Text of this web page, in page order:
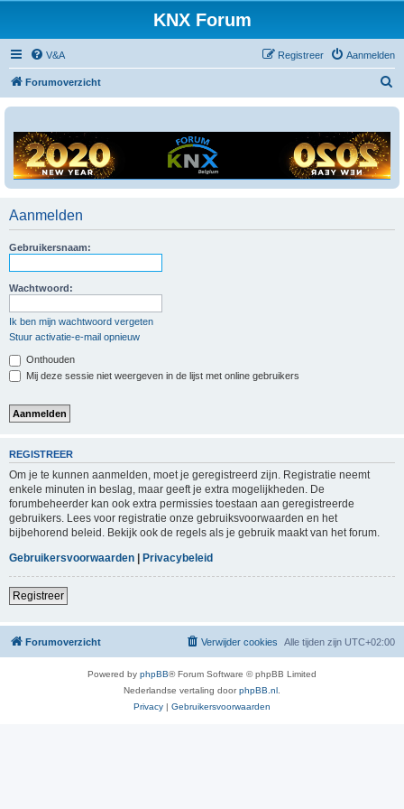
KNX Forum
V&A Aanmelden
Registreer
Forumoverzicht
Aanmelden
Gebruikersnaam:
Wachtwoord:
Ik ben mijn wachtwoord vergeten
Stuur activatie-e-mail opnieuw
Onthouden
Mij deze sessie niet weergeven in de lijst met online gebruikers
REGISTREER
Om je te kunnen aanmelden, moet je geregistreerd zijn. Registratie neemt
enkele minuten in beslag, maar geeft je extra mogelijkheden. De
forumbeheerder kan ook extra permissies toestaan aan geregistreerde
gebruikers. Lees voor registratie onze gebruiksvoorwaarden en het
bijbehorend beleid. Bekijk ook de regels als je gebruik maakt van het forum.
Gebruikersvoorwaarden
Privacybeleid
Registreer
Forumoverzicht Alle tijden zijn UTC+02:00
Verwijder cookies
Powered by phpBB® Forum Software © phpBB Limited
Nederlandse vertaling doorphpBB.nl
Privacy | Gebruikersvoorwaarden